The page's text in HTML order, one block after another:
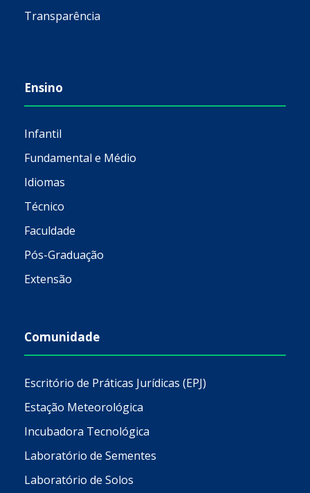
Transparência
Ensino
Infantil
Fundamental e Médio
Idiomas
Técnico
Faculdade
Pós-Graduação
Extensão
Comunidade
Escritório de Práticas Jurídicas (EPJ)
Estação Meteorológica
Incubadora Tecnológica
Laboratório de Sementes
Laboratório de Solos